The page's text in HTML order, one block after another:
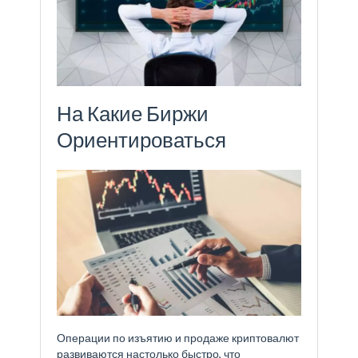
На Какие Биржи
Ориентироваться
Операции по изъятию и продаже криптовалют
развиваются настолько быстро, что